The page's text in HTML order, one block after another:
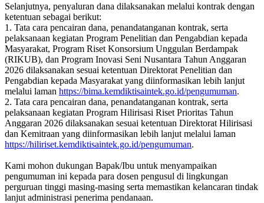
Selanjutnya, penyaluran dana dilaksanakan melalui kontrak dengan
ketentuan sebagai berikut:
1. Tata cara pencairan dana, penandatanganan kontrak, serta
pelaksanaan kegiatan Program Penelitian dan Pengabdian kepada
Masyarakat, Program Riset Konsorsium Unggulan Berdampak
(RIKUB), dan Program Inovasi Seni Nusantara Tahun Anggaran
2026 dilaksanakan sesuai ketentuan Direktorat Penelitian dan
Pengabdian kepada Masyarakat yang diinformasikan lebih lanjut
melalui laman https://bima.kemdiktisaintek.go.id/pengumuman.
2. Tata cara pencairan dana, penandatanganan kontrak, serta
pelaksanaan kegiatan Program Hilirisasi Riset Prioritas Tahun
Anggaran 2026 dilaksanakan sesuai ketentuan Direktorat Hilirisasi
dan Kemitraan yang diinformasikan lebih lanjut melalui laman
https://hiliriset.kemdiktisaintek.go.id/pengumuman.
Kami mohon dukungan Bapak/Ibu untuk menyampaikan
pengumuman ini kepada para dosen pengusul di lingkungan
perguruan tinggi masing-masing serta memastikan kelancaran tindak
lanjut administrasi penerima pendanaan.